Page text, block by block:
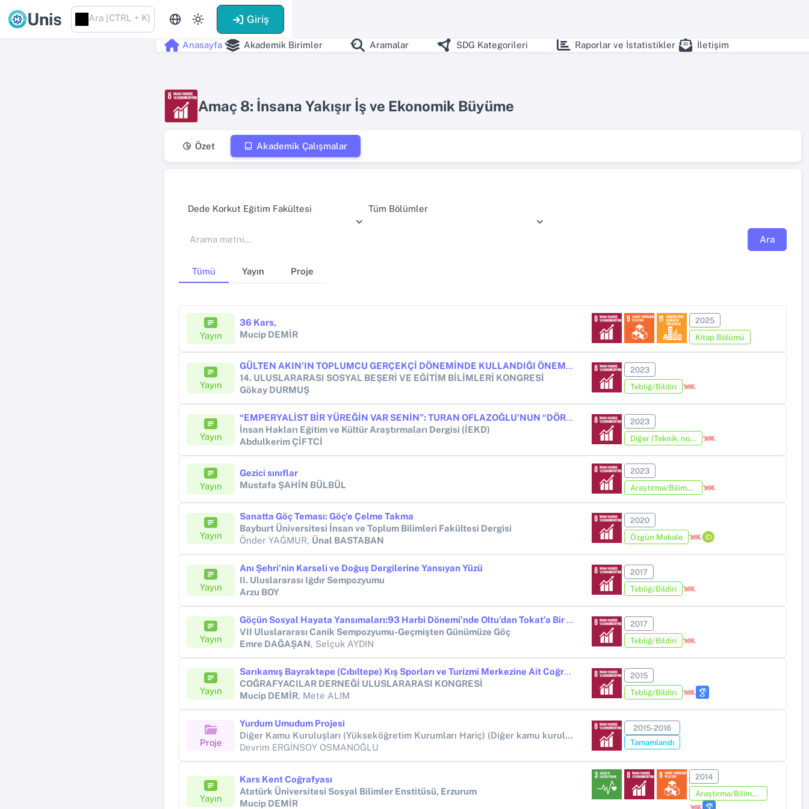
Unis Ara [CTRL + K] Giriş
Anasayfa Akademik Birimler Aramalar SDG Kategorileri Raporlar ve İstatistikler İletişim
Amaç 8: İnsana Yakışır İş ve Ekonomik Büyüme
Özet Akademik Çalışmalar
Dede Korkut Eğitim Fakültesi Tüm Bölümler
Ara
Tümü Yayın Proje
Yayın
36 Kars,
Mucip DEMİR
2025
Kitap Bölümü
Yayın
GÜLTEN AKIN’IN TOPLUMCU GERÇEKÇİ DÖNEMİNDE KULLANDIĞI ÖNEMLİ BİR FİGÜR: AT
14. ULUSLARARASI SOSYAL BEŞERİ VE EĞİTİM BİLİMLERİ KONGRESİ
Gökay DURMUŞ
2023
Tebliğ/Bildiri
Yayın
“EMPERYALİST BİR YÜREĞİN VAR SENİN”: TURAN OFLAZOĞLU'NUN “DÖRTBAŞIMÂMUR ŞAHİN ÇAKIRPENÇE” ADLI ESERİNE SEMBOLİK BİR BAKIŞ
İnsan Hakları Eğitim ve Kültür Araştırmaları Dergisi (İEKD)
Abdulkerim ÇİFTCİ
2023
Diğer (Teknik, not, yorum, vaka takdimi, editöre mektup, özet, kitap krıtiği, araştırma notu, bilirkişi raporu ve benzeri)
Yayın
Gezici sınıflar
Mustafa ŞAHİN BÜLBÜL
2023
Araştırma/Bilimsel Kitap (Tez Hariç)
Yayın
Sanatta Göç Teması: Göç’e Çelme Takma
Bayburt Üniversitesi İnsan ve Toplum Bilimleri Fakültesi Dergisi
Önder YAĞMUR, Ünal BASTABAN
2020
Özgün Makale
Yayın
Anı Şehri’nin Karseli ve Doğuş Dergilerine Yansıyan Yüzü
II. Uluslararası Iğdır Sempozyumu
Arzu BOY
2017
Tebliğ/Bildiri
Yayın
Göçün Sosyal Hayata Yansımaları:93 Harbi Dönemi’nde Oltu’dan Tokat’a Bir Göç Hikayesi
VII Uluslararası Canik Sempozyumu-Geçmişten Günümüze Göç
Emre DAĞAŞAN, Selçuk AYDIN
2017
Tebliğ/Bildiri
Yayın
Sarıkamış Bayraktepe (Cıbıltepe) Kış Sporları ve Turizmi Merkezine Ait Coğrafi Bir Değerlendirme.
COĞRAFYACILAR DERNEĞİ ULUSLARARASI KONGRESİ
Mucip DEMİR, Mete ALIM
2015
Tebliğ/Bildiri
Proje
Yurdum Umudum Projesi
Diğer Kamu Kuruluşları (Yükseköğretim Kurumları Hariç) (Diğer kamu kuruluşları (Yükseköğretim Kurumları hariç))
Devrim ERGİNSOY OSMANOĞLU
2015-2016
Tamamlandı
Yayın
Kars Kent Coğrafyası
Atatürk Üniversitesi Sosyal Bilimler Enstitüsü, Erzurum
Mucip DEMİR
2014
Araştırma/Bilimsel Kitap (Tez Hariç)